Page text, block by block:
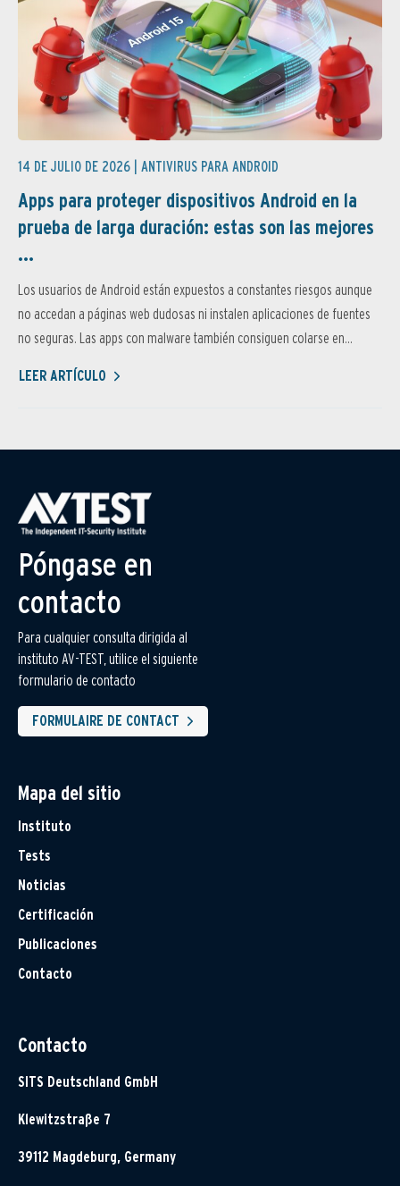
14 DE JULIO DE 2026 | ANTIVIRUS PARA ANDROID
Apps para proteger dispositivos Android en la
prueba de larga duración: estas son las mejores
...
Los usuarios de Android están expuestos a constantes riesgos aunque
no accedan a páginas web dudosas ni instalen aplicaciones de fuentes
no seguras. Las apps con malware también consiguen colarse en...
LEER ARTÍCULO
Póngase en
contacto
Para cualquier consulta dirigida al
instituto AV-TEST, utilice el siguiente
formulario de contacto
FORMULAIRE DE CONTACT
Mapa del sitio
Instituto
Tests
Noticias
Certificación
Publicaciones
Contacto
Contacto
SITS Deutschland GmbH
Klewitzstraße 7
39112 Magdeburg, Germany